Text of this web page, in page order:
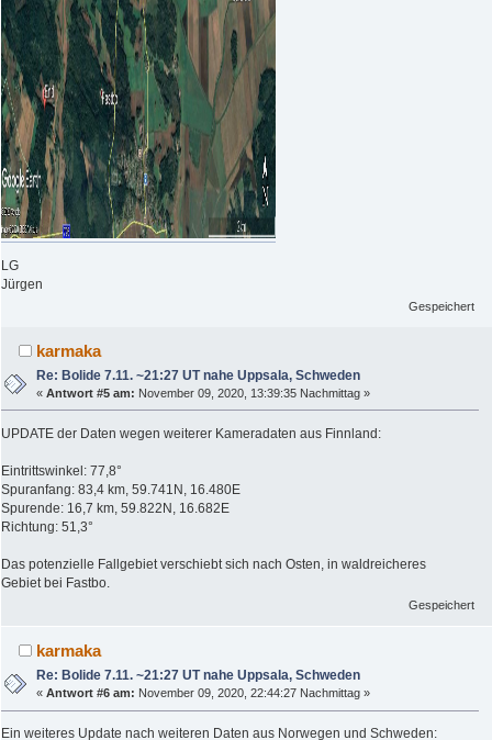
LG
Jürgen
Gespeichert
karmaka
Re: Bolide 7.11. ~21:27 UT nahe Uppsala, Schweden
«Antwort #5 am: November 09, 2020, 13:39:35 Nachmittag »
UPDATE der Daten wegen weiterer Kameradaten aus Finnland:
Eintrittswinkel: 77,8°
Spuranfang: 83,4 km, 59.741N, 16.480E
Spurende: 16,7 km, 59.822N, 16.682E
Richtung: 51,3°
Das potenzielle Fallgebiet verschiebt sich nach Osten, in waldreicheres
Gebiet bei Fastbo.
Gespeichert
karmaka
Re: Bolide 7.11. ~21:27 UT nahe Uppsala, Schweden
«Antwort #6 am: November 09, 2020, 22:44:27 Nachmittag »
Ein weiteres Update nach weiteren Daten aus Norwegen und Schweden: